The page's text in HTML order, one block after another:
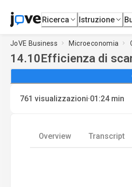
Ricerca Istruzione
JoVE Business Microeconomia
14.10Efficienza di
761 visualizzazioni·01:24 min
Overview Transcript